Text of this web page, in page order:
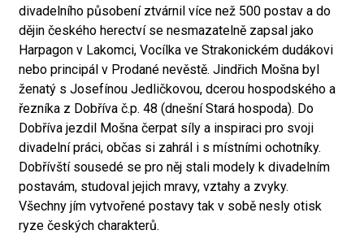
divadelního působení ztvárnil více než 500 postav a do
dějin českého herectví se nesmazatelně zapsal jako
Harpagon v Lakomci, Vocílka ve Strakonickém dudákovi
nebo principál v Prodané nevěstě. Jindřich Mošna byl
ženatý s Josefínou Jedličkovou, dcerou hospodského a
řezníka z Dobříva č.p. 48 (dnešní Stará hospoda). Do
Dobříva jezdil Mošna čerpat síly a inspiraci pro svoji
divadelní práci, občas si zahrál i s místními ochotníky.
Dobřívští sousedé se pro něj stali modely k divadelním
postavám, studoval jejich mravy, vztahy a zvyky.
Všechny jím vytvořené postavy tak v sobě nesly otisk
ryze českých charakterů.